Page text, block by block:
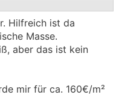
Hilfreich ist da
Masse.
aber das ist kein
mir für ca. 160€/m²